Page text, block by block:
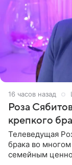
16 часов назад
Роза
крепкого
Телеведущая
брака во
семейным